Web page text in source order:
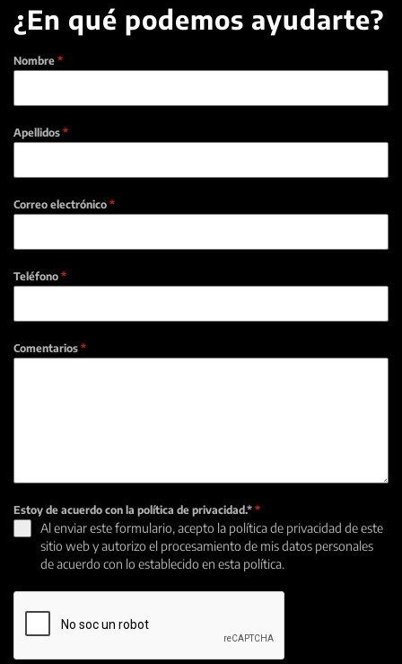
¿En qué podemos ayudarte?
Nombre *
Apellidos *
Correo electrónico *
Teléfono *
Comentarios *
Estoy de acuerdo con la política de privacidad.* *
Al enviar este formulario, acepto la política de privacidad de este
sitio web y autorizo el procesamiento de mis datos personales
de acuerdo con lo establecido en esta política.